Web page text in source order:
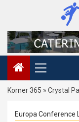
content
Primary
Menu
Korner 365 » Crystal
Europa Conference